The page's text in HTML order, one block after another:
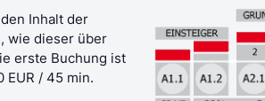
den Inhalt der
wie dieser über
erste Buchung ist
EUR / 45 min.